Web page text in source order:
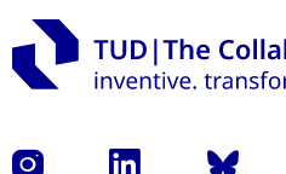
Instagram LinkedIn Bluesky